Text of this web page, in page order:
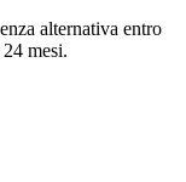
alternativa entro
mesi.